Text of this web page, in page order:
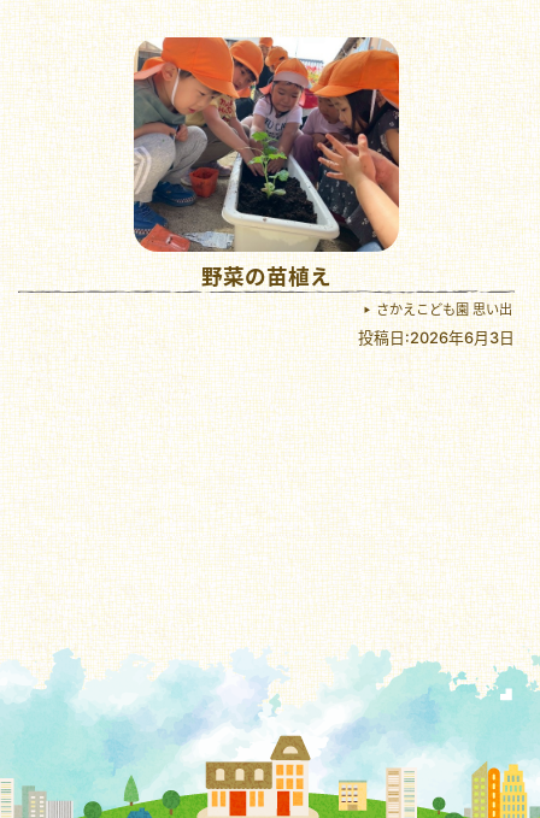
野菜の苗植え
さかえこども園 思い出
投稿日:2026年6月3日